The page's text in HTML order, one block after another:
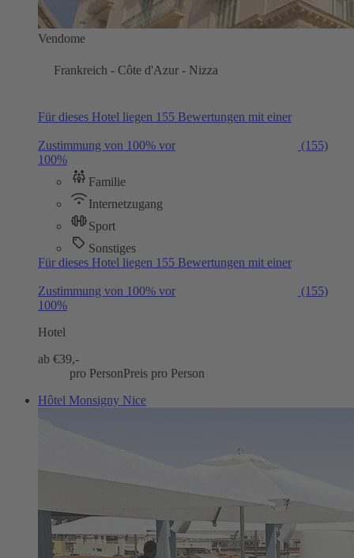
Vendome
Frankreich - Côte d'Azur - Nizza
Für dieses Hotel liegen 155 Bewertungen mit einer
Zustimmung von 100% vor
(155)
100%
Familie
Internetzugang
Sport
Sonstiges
Für dieses Hotel liegen 155 Bewertungen mit einer
Zustimmung von 100% vor
(155)
100%
Hotel
ab €39,-
pro PersonPreis pro Person
Hôtel Monsigny Nice